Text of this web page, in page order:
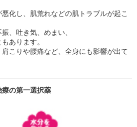
化し、肌荒れなどの肌トラブルが起こ
、吐き気、めまい、
あります。
こりや腰痛など、全身にも影響が出て
の第一選択薬